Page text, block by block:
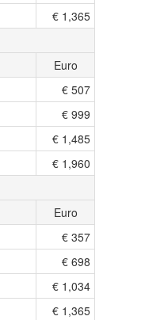
€ 1,365
Euro
€ 507
€ 999
€ 1,485
€ 1,960
Euro
€ 357
€ 698
€ 1,034
€ 1,365